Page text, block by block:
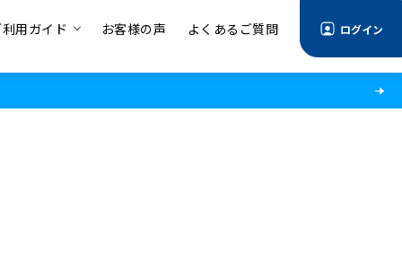
用ガイド お客様の声 よくあるご質問 ログイン